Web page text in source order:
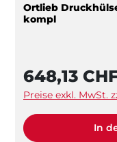
Ortlieb Druckhülse
kompl
648,13
Preise exkl. MwSt.
In